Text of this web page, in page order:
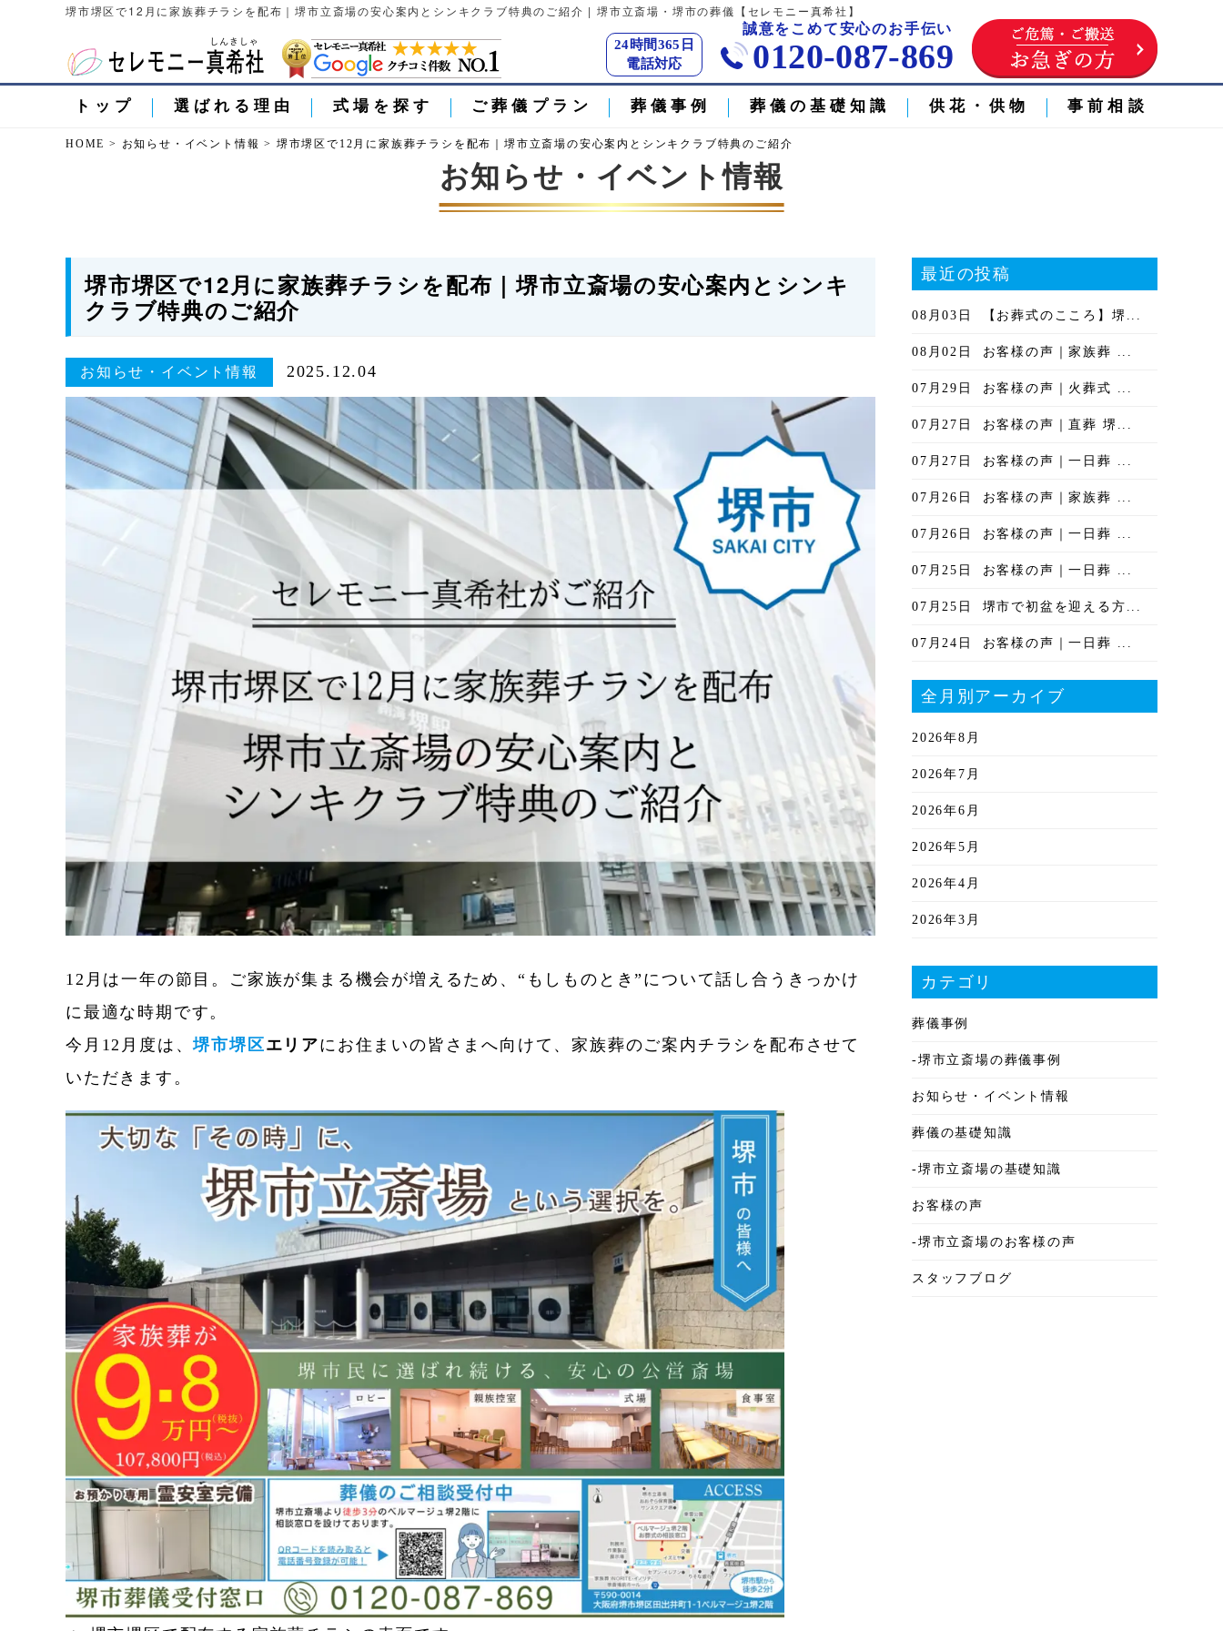
堺市堺区で12月に家族葬チラシを配布｜堺市立斎場の安心案内とシンキクラブ特典のご紹介 | 堺市立斎場・堺市の葬儀【セレモニー真希社】
誠意をこめて安心のお手伝い
24時間365日
電話対応
0120-087-869
トップ 選ばれる理由 式場を探す ご葬儀プラン 葬儀事例 葬儀の基礎知識 供花・供物 事前相談
HOME > お知らせ・イベント情報 > 堺市堺区で12月に家族葬チラシを配布｜堺市立斎場の安心案内とシンキクラブ特典のご紹介
お知らせ・イベント情報
堺市堺区で12月に家族葬チラシを配布｜堺市立斎場の安心案内とシンキ
クラブ特典のご紹介
お知らせ・イベント情報 2025.12.04
12月は一年の節目。ご家族が集まる機会が増えるため、“もしものとき”について話し合うきっかけ
に最適な時期です。
今月12月度は、堺市堺区エリアにお住まいの皆さまへ向けて、家族葬のご案内チラシを配布させて
いただきます。
最近の投稿
08月03日 【お葬式のこころ】堺...
08月02日 お客様の声｜家族葬 ...
07月29日 お客様の声｜火葬式 ...
07月27日 お客様の声｜直葬 堺...
07月27日 お客様の声｜一日葬 ...
07月26日 お客様の声｜家族葬 ...
07月26日 お客様の声｜一日葬 ...
07月25日 お客様の声｜一日葬 ...
07月25日 堺市で初盆を迎える方...
07月24日 お客様の声｜一日葬 ...
全月別アーカイブ
2026年8月
2026年7月
2026年6月
2026年5月
2026年4月
2026年3月
2026年1月
2025年12月
2025年11月
2025年10月
2025年9月
2025年8月
2025年7月
2025年6月
2025年5月
カテゴリ
葬儀事例
-堺市立斎場の葬儀事例
お知らせ・イベント情報
葬儀の基礎知識
-堺市立斎場の基礎知識
お客様の声
-堺市立斎場のお客様の声
スタッフブログ